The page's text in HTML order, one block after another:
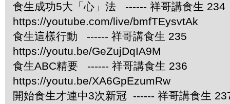
食生成功5大「心」法 ------ 祥哥講食生 234
https://youtube.com/live/bmfTEysvtAk
食生這樣行動 ------ 祥哥講食生 235
https://youtu.be/GeZujDqIA9M
食生ABC精要 ------ 祥哥講食生 236
https://youtu.be/XA6GpEzumRw
開始食生才連中3次新冠 ------ 祥哥講食生